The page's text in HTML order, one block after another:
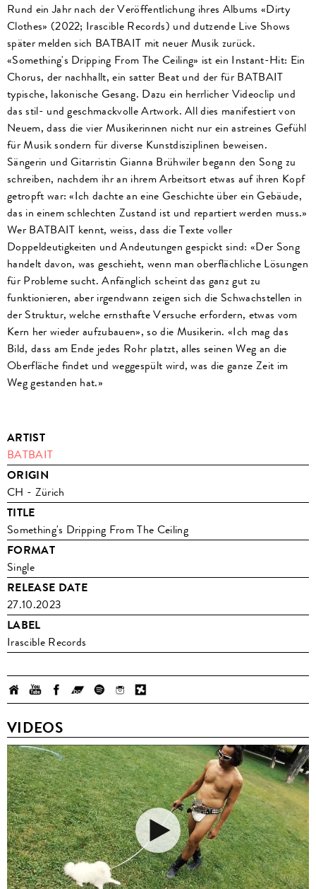
Rund ein Jahr nach der Veröffentlichung ihres Albums «Dirty
Clothes» (2022; Irascible Records) und dutzende Live Shows
später melden sich BATBAIT mit neuer Musik zurück.
«Something's Dripping From The Ceiling» ist ein Instant-Hit: Ein
Chorus, der nachhallt, ein satter Beat und der für BATBAIT
typische, lakonische Gesang. Dazu ein herrlicher Videoclip und
das stil- und geschmackvolle Artwork. All dies manifestiert von
Neuem, dass die vier Musikerinnen nicht nur ein astreines Gefühl
für Musik sondern für diverse Kunstdisziplinen beweisen.
Sängerin und Gitarristin Gianna Brühwiler begann den Song zu
schreiben, nachdem ihr an ihrem Arbeitsort etwas auf ihren Kopf
getropft war: «Ich dachte an eine Geschichte über ein Gebäude,
das in einem schlechten Zustand ist und repartiert werden muss.»
Wer BATBAIT kennt, weiss, dass die Texte voller
Doppeldeutigkeiten und Andeutungen gespickt sind: «Der Song
handelt davon, was geschieht, wenn man oberflächliche Lösungen
für Probleme sucht. Anfänglich scheint das ganz gut zu
funktionieren, aber irgendwann zeigen sich die Schwachstellen in
der Struktur, welche ernsthafte Versuche erfordern, etwas vom
Kern her wieder aufzubauen», so die Musikerin. «Ich mag das
Bild, dass am Ende jedes Rohr platzt, alles seinen Weg an die
Oberfläche findet und weggespült wird, was die ganze Zeit im
Weg gestanden hat.»
ARTIST
BATBAIT
ORIGIN
CH - Zürich
TITLE
Something's Dripping From The Ceiling
FORMAT
Single
RELEASE DATE
27.10.2023
LABEL
Irascible Records
VIDEOS